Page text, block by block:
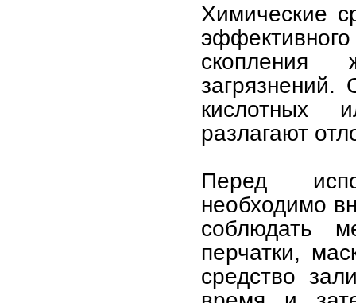
Химические
скопления
кислотных
разлагают
Перед
необходимо
соблюдать
перчатки,
средство